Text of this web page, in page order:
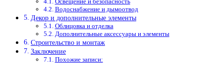
Водоснабжение и дымоотвод
Декор и дополнительные элементы
Облицовка и отделка
Дополнительные аксессуары и элементы
Строительство и монтаж
Заключение
Похожие записи: